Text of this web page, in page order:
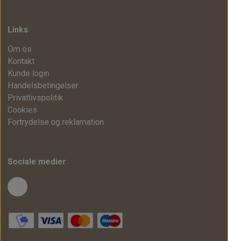
Links
Om os
Kontakt
Kunde login
Handelsbetingelser
Privatlivspolitik
Cookies
Fortrydelse og reklamation
Sociale medier